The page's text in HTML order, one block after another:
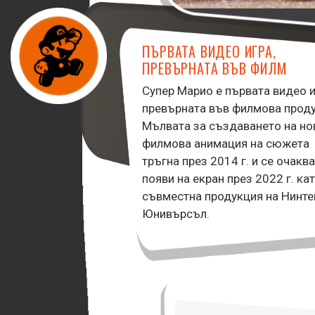
ПЪРВАТА ВИДЕО ИГРА,
ПРЕВЪРНАТА ВЪВ ФИЛМ
Супер Марио е първата видео
превърната във филмова
Мълвата за създаването на
филмова анимация на сюжета
тръгна през 2014 г. и се
появи на екран през 2022 г.
съвместна продукция на
Юнивърсъл.